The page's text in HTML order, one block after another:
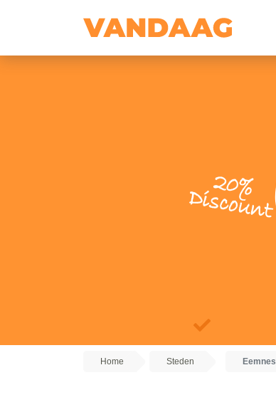
20%
Discount
Home Steden Eemnes